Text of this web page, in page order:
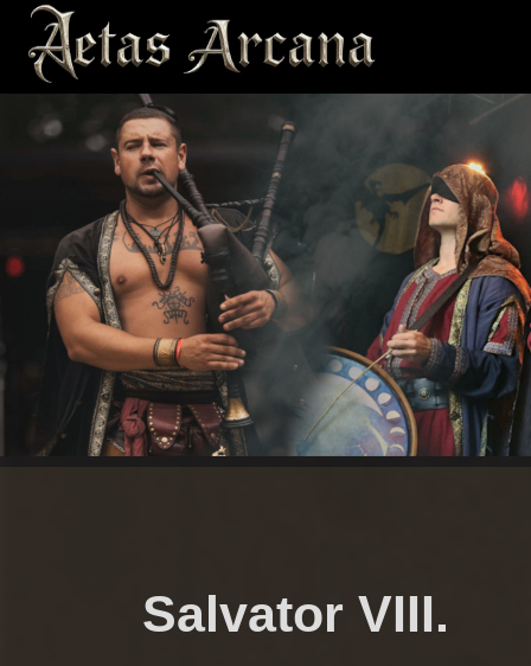
Salvator VIII.